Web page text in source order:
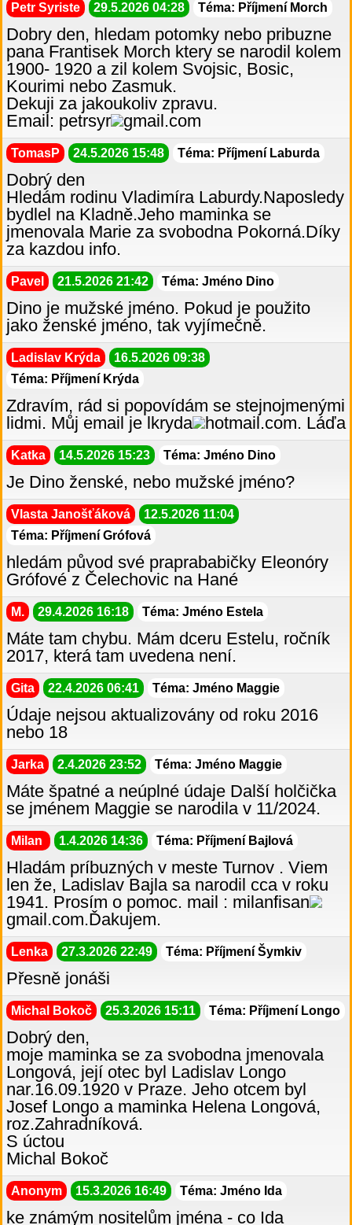
Petr Syriste 29.5.2026 04:28 Téma: Příjmení Morch
Dobry den, hledam potomky nebo pribuzne
pana Frantisek Morch ktery se narodil kolem
1900- 1920 a zil kolem Svojsic, Bosic,
Kourimi nebo Zasmuk.
Dekuji za jakoukoliv zpravu.
Email: petrsyr
gmail.com
TomasP 24.5.2026 15:48 Téma: Příjmení Laburda
Dobrý den
Hledám rodinu Vladimíra Laburdy.Naposledy
bydlel na Kladně.Jeho maminka se
jmenovala Marie za svobodna Pokorná.Díky
za kazdou info.
Pavel 21.5.2026 21:42 Téma: Jméno Dino
Dino je mužské jméno. Pokud je použito
jako ženské jméno, tak vyjímečně.
Ladislav Krýda
16.5.2026 09:38
Téma: Příjmení Krýda
Zdravím, rád si popovídám se stejnojmenými
lidmi. Můj email je lkryda
hotmail.com. Láďa
Katka 14.5.2026 15:23 Téma: Jméno Dino
Je Dino ženské, nebo mužské jméno?
Vlasta Janošťáková
12.5.2026 11:04
Téma: Příjmení Grófová
hledám původ své praprababičky Eleonóry
Grófové z Čelechovic na Hané
M. 29.4.2026 16:18 Téma: Jméno Estela
Máte tam chybu. Mám dceru Estelu, ročník
2017, která tam uvedena není.
Gita 22.4.2026 06:41 Téma: Jméno Maggie
Údaje nejsou aktualizovány od roku 2016
nebo 18
Jarka 2.4.2026 23:52 Téma: Jméno Maggie
Máte špatné a neúplné údaje Další holčička
se jménem Maggie se narodila v 11/2024.
Milan 1.4.2026 14:36 Téma: Příjmení Bajlová
Hladám príbuzných v meste Turnov . Viem
len že, Ladislav Bajla sa narodil cca v roku
1941. Prosím o pomoc. mail : milanfisan
gmail.com.Ďakujem.
Lenka 27.3.2026 22:49 Téma: Příjmení Šymkiv
Přesně jonáši
Michal Bokoč 25.3.2026 15:11 Téma: Příjmení Longo
Dobrý den,
moje maminka se za svobodna jmenovala
Longová, její otec byl Ladislav Longo
nar.16.09.1920 v Praze. Jeho otcem byl
Josef Longo a maminka Helena Longová,
roz.Zahradníková.
S úctou
Michal Bokoč
Anonym 15.3.2026 16:49 Téma: Jméno Ida
ke známým nositelům jména - co Ida